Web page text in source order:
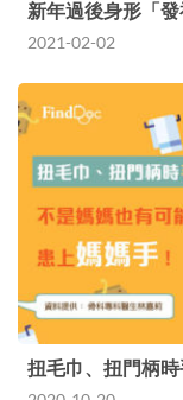
新年過後身形「
2021-02-02
扭毛巾、扭門柄